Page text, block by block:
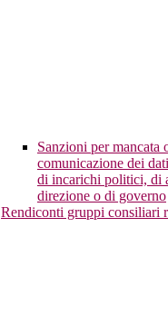
Sanzioni per mancata
comunicazione dei
di incarichi politici, di
direzione o di governo
Rendiconti gruppi consiliari